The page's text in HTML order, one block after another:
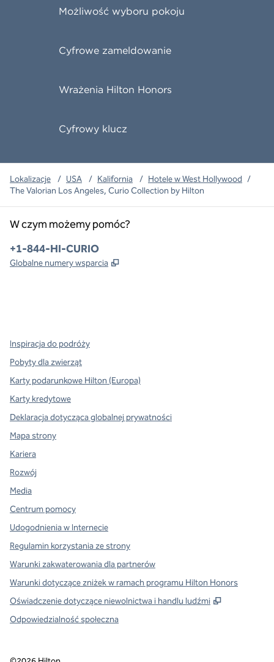
Możliwość wyboru pokoju
Cyfrowe zameldowanie
Wrażenia Hilton Honors
Cyfrowy klucz
Lokalizacje / USA / Kalifornia / Hotele w West Hollywood /
The Valorian Los Angeles, Curio Collection by Hilton
W czym możemy pomóc?
Telefon:
+1-844-HI-CURIO
Globalne numery wsparcia ,
Inspiracja do podróży
Pobyty dla zwierząt
Karty podarunkowe Hilton (Europa)
Karty kredytowe
Deklaracja dotycząca globalnej prywatności
Mapa strony
Kariera
Rozwój
Media
Centrum pomocy
Udogodnienia w Internecie
Regulamin korzystania ze strony
Warunki zakwaterowania dla partnerów
Warunki dotyczące zniżek w ramach programu Hilton Honors
Oświadczenie dotyczące niewolnictwa i handlu ludźmi
,
Odpowiedzialność społeczna